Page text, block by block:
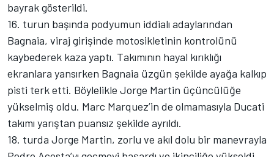
bayrak gösterildi.
16. turun başında podyumun iddialı adaylarından
Bagnaia, viraj girişinde motosikletinin kontrolünü
kaybederek kaza yaptı. Takımının hayal kırıklığı
ekranlara yansırken Bagnaia üzgün şekilde ayağa kalkıp
pisti terk etti. Böylelikle Jorge Martin üçüncülüğe
yükselmiş oldu. Marc Marquez’in de olmamasıyla Ducati
takımı yarıştan puansız şekilde ayrıldı.
18. turda Jorge Martin, zorlu ve akıl dolu bir manevrayla